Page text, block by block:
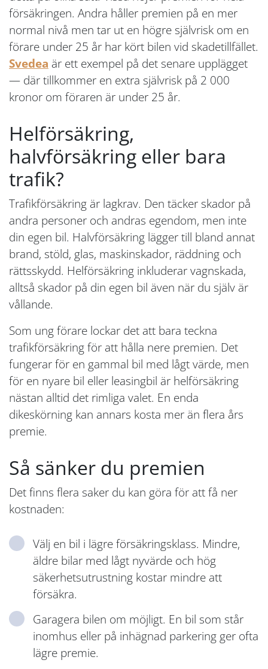
försäkringen. Andra håller premien på en mer
normal nivå men tar ut en högre självrisk om en
förare under 25 år har kört bilen vid skadetillfället.
Svedea är ett exempel på det senare upplägget
— där tillkommer en extra självrisk på 2 000
kronor om föraren är under 25 år.
Helförsäkring,
halvförsäkring eller bara
trafik?
Trafikförsäkring är lagkrav. Den täcker skador på
andra personer och andras egendom, men inte
din egen bil. Halvförsäkring lägger till bland annat
brand, stöld, glas, maskinskador, räddning och
rättsskydd. Helförsäkring inkluderar vagnskada,
alltså skador på din egen bil även när du själv är
vållande.
Som ung förare lockar det att bara teckna
trafikförsäkring för att hålla nere premien. Det
fungerar för en gammal bil med lågt värde, men
för en nyare bil eller leasingbil är helförsäkring
nästan alltid det rimliga valet. En enda
dikeskörning kan annars kosta mer än flera års
premie.
Så sänker du premien
Det finns flera saker du kan göra för att få ner
kostnaden:
Välj en bil i lägre försäkringsklass. Mindre,
äldre bilar med lågt nyvärde och hög
säkerhetsutrustning kostar mindre att
försäkra.
Garagera bilen om möjligt. En bil som står
inomhus eller på inhägnad parkering ger ofta
lägre premie.